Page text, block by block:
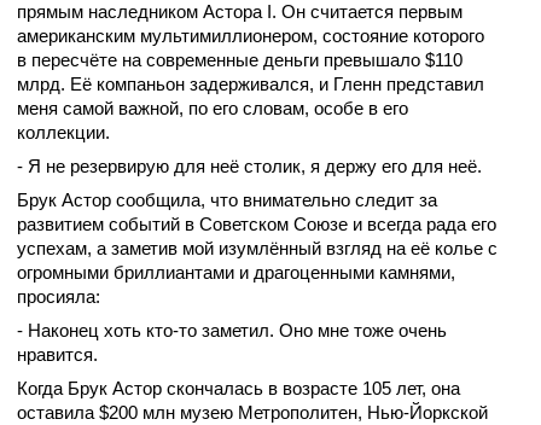
прямым наследником Астора I. Он считается первым
американским мультимиллионером, состояние которого
в пересчёте на современные деньги превышало $110
млрд. Её компаньон задерживался, и Гленн представил
меня самой важной, по его словам, особе в его
коллекции.
- Я не резервирую для неё столик, я держу его для неё.
Брук Астор сообщила, что внимательно следит за
развитием событий в Советском Союзе и всегда рада его
успехам, а заметив мой изумлённый взгляд на её колье с
огромными бриллиантами и драгоценными камнями,
просияла:
- Наконец хоть кто-то заметил. Оно мне тоже очень
нравится.
Когда Брук Астор скончалась в возрасте 105 лет, она
оставила $200 млн музею Метрополитен, Нью-Йоркской